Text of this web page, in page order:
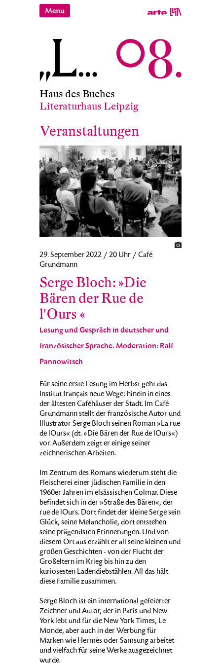
Haus des Buches
Literaturhaus Leipzig
Veranstaltungen
29. September 2022 / 20 Uhr / Café
Grundmann
Serge Bloch: »Die
Bären der Rue de
l'Ours «
Lesung und Gespräch in deutscher und
französischer Sprache. Moderation: Ralf
Pannowitsch
Für seine erste Lesung im Herbst geht das
Institut français neue Wege: hinein in eines
der ältesten Caféhäuser der Stadt. Im Café
Grundmann stellt der französische Autor und
Illustrator Serge Bloch seinen Roman »La rue
de lOurs« (dt. »Die Bären der Rue de lOurs«)
vor. Außerdem zeigt er einige seiner
zeichnerischen Arbeiten.
Im Zentrum des Romans wiederum steht die
Fleischerei einer jüdischen Familie in den
1960er Jahren im elsässischen Colmar. Diese
befindet sich in der »Straße des Bären«, der
rue de lOurs. Dort findet der kleine Serge sein
Glück, seine Melancholie, dort entstehen
seine prägendsten Erinnerungen. Und von
diesem Ort aus erzählt er all seine kleinen und
großen Geschichten - von der Flucht der
Großeltern im Krieg bis hin zu den
kuriosesten Ladendiebstählen. All das hält
diese Familie zusammen.
Serge Bloch ist ein international gefeierter
Zeichner und Autor, der in Paris und New
York lebt und für die New York Times, Le
Monde, aber auch in der Werbung für
Marken wie Hermès oder Samsung arbeitet
und vielfach für seine Werke ausgezeichnet
wurde.